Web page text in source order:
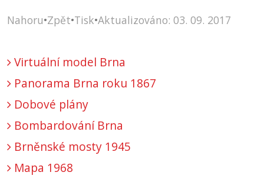
Nahoru•Zpět•Tisk•Aktualizováno: 03. 09. 2017
Virtuální model Brna
Panorama Brna roku 1867
Dobové plány
Bombardování Brna
Brněnské mosty 1945
Mapa 1968